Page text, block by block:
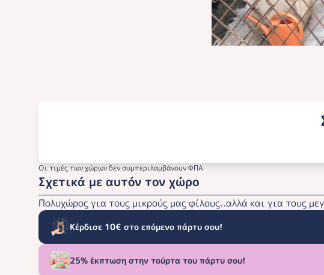
Οι τιμές των χώρων δεν συμπεριλαμβάνουν ΦΠΑ
Σχετικά με αυτόν τον χώρο
Πολυχώρος για τους μικρούς μας φίλους..αλλά και για τους
Κέρδισε 10€ στο επόμενο πάρτυ σου!
25% έκπτωση στην τούρτα του πάρτυ σου!